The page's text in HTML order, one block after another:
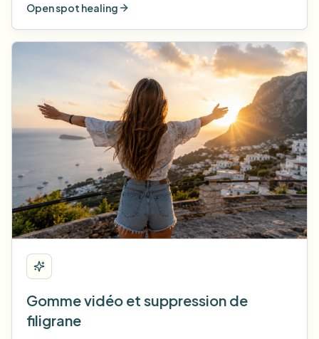
Open spot healing
Gomme vidéo et suppression de
filigrane